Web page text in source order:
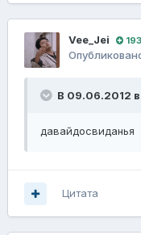
Vee_Jei 193
В 09.06.2012 в
давайдосвиданья
Цитата